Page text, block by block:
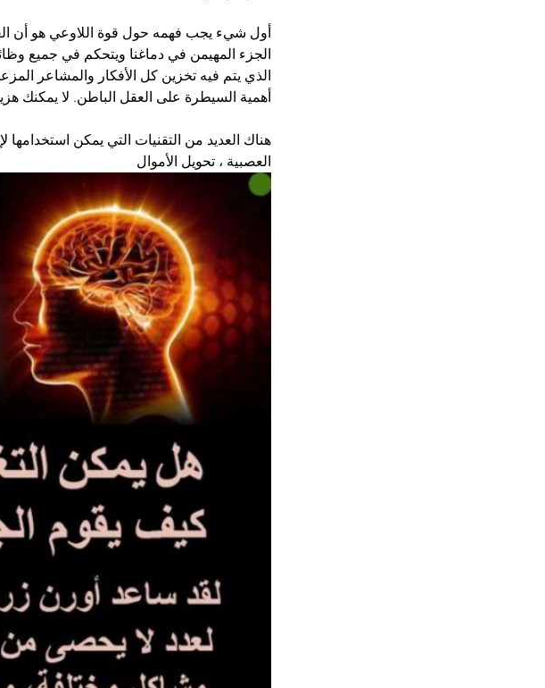
أول شيء يجب فهمه حول قوة اللاوعي هو أن
الجزء المهيمن في دماغنا ويتحكم في جميع
الذي يتم فيه تخزين كل الأفكار والمشاعر
أهمية السيطرة على العقل الباطن. لا يمكنك
هناك العديد من التقنيات التي يمكن استخدامها
العصبية ، تحويل الأموال